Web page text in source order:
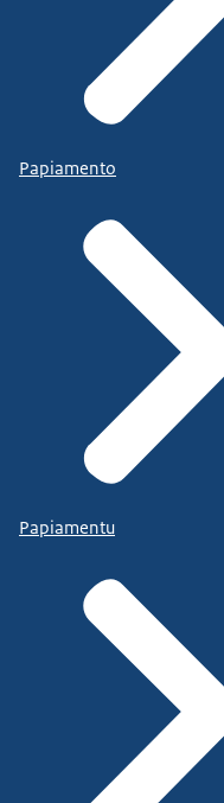
Papiamento
Papiamentu